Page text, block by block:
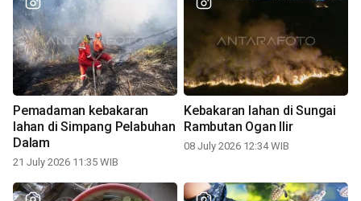
Pemadaman kebakaran
lahan di Simpang Pelabuhan
Dalam
21 July 2026 11:35 WIB
Kebakaran lahan di Sungai
Rambutan Ogan Ilir
08 July 2026 12:34 WIB